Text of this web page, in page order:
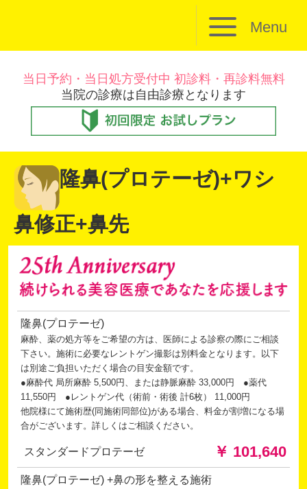
Menu
当日予約・当日処方受付中 初診料・再診料無料
当院の診療は自由診療となります
隆鼻(プロテーゼ)+ワシ
鼻修正+鼻先
隆鼻(プロテーゼ)
麻酔、薬の処方等をご希望の方は、医師による診察の際にご相談
下さい。施術に必要なレントゲン撮影は別料金となります。以下
は別途ご負担いただく場合の目安金額です。
●麻酔代 局所麻酔 5,500円、または静脈麻酔 33,000円 ●薬代
11,550円 ●レントゲン代（術前・術後 計6枚） 11,000円
他院様にて施術歴(同施術同部位)がある場合、料金が割増になる場
合がございます。詳しくはご相談ください。
スタンダードプロテーゼ ￥ 101,640
隆鼻(プロテーゼ) +鼻の形を整える施術